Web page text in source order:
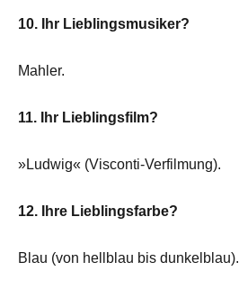
10. Ihr Lieblingsmusiker?
Mahler.
11. Ihr Lieblingsfilm?
»Ludwig« (Visconti-Verfilmung).
12. Ihre Lieblingsfarbe?
Blau (von hellblau bis dunkelblau).